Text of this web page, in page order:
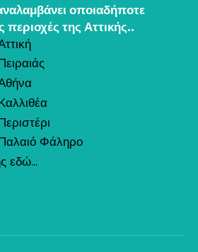
οποιαδήποτε
περιοχές της Αττικής..
Φάληρο
εδώ...